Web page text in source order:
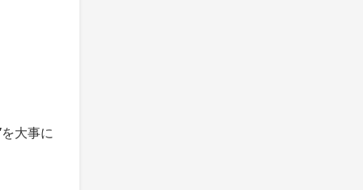
を大事に